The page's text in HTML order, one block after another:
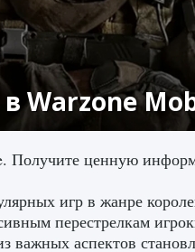
Warzone
Получите ценную
игр в жанре
перестрелкам
аспектов